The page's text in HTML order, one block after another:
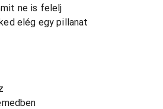
ne is felelj
elég egy pillanat